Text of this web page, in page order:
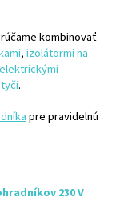
kombinovať
,izolátormi na
elektrickými
.
pre pravidelnú
230 V